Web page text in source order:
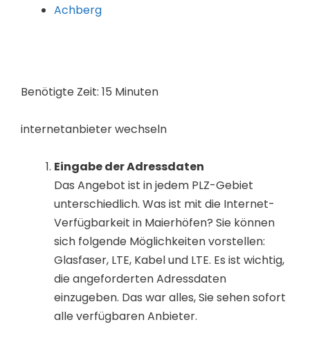
Achberg
Benötigte Zeit: 15 Minuten
internetanbieter wechseln
Eingabe der Adressdaten
Das Angebot ist in jedem PLZ-Gebiet
unterschiedlich. Was ist mit die Internet-
Verfügbarkeit in Maierhöfen? Sie können
sich folgende Möglichkeiten vorstellen:
Glasfaser, LTE, Kabel und LTE. Es ist wichtig,
die angeforderten Adressdaten
einzugeben. Das war alles, Sie sehen sofort
alle verfügbaren Anbieter.